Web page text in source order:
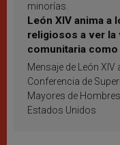
minorías.
León XIV anima a
religiosos a ver la
comunitaria
inspiración y
Mensaje de León XIV
Conferencia de
Mayores de
Estados Unidos